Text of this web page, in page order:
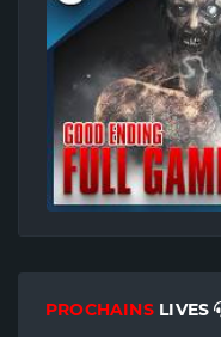
PROCHAINSLIVES